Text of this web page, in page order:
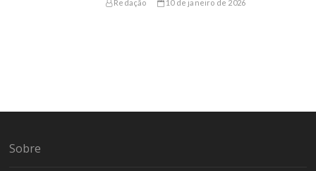
Redação 10 de janeiro de 2026
Sobre